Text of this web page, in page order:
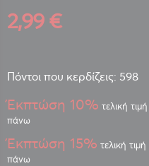
2,99 €
Πόντοι που κερδίζεις: 598
Έκπτώση 10% τελική τιμή
πάνω
Έκπτώση 15% τελική τιμή
πάνω